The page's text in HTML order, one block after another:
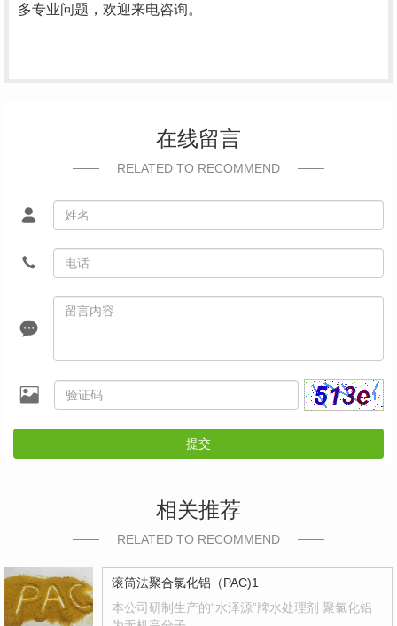
多专业问题，欢迎来电咨询。
在线留言
RELATED TO RECOMMEND
提交
相关推荐
RELATED TO RECOMMEND
滚筒法聚合氯化铝（PAC)1
本公司研制生产的“水泽源”牌水处理剂 聚氯化铝